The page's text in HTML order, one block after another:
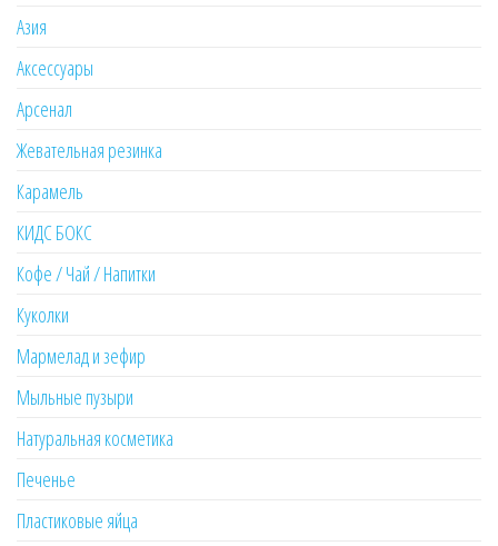
Азия
Аксессуары
Арсенал
Жевательная резинка
Карамель
КИДС БОКС
Кофе / Чай / Напитки
Куколки
Мармелад и зефир
Мыльные пузыри
Натуральная косметика
Печенье
Пластиковые яйца